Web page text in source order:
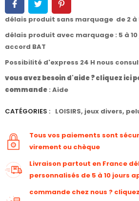
délais produit sans marquage de 2 à
délais produit avec marquage : 5 à
accord BAT
Possibilité d'express 24 H nous
vous avez besoin d'aide ? cliquez ici
commande : Aide
CATÉGORIES : LOISIRS, jeux divers,
Tous vos paiements sont
virement ou chèque
Livraison partout en France
personnalisés de 5 à 10 jours
commande chez nous ?